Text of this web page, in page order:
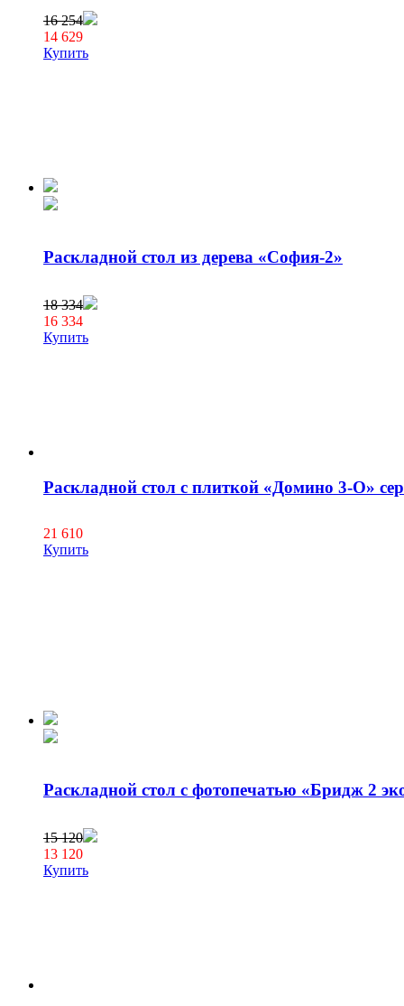
16 254
14 629
Купить
Раскладной стол из дерева «София-2»
18 334
16 334
Купить
Раскладной стол с плиткой «Домино 3-О»
21 610
Купить
Раскладной стол с фотопечатью «Бридж 2
15 120
13 120
Купить